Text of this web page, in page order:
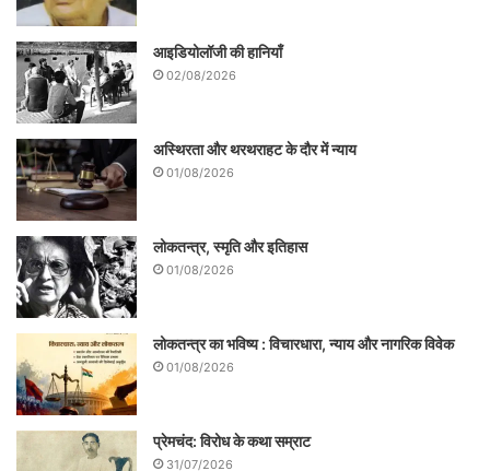
आइडियोलॉजी की हानियाँ
02/08/2026
अस्थिरता और थरथराहट के दौर में न्याय
01/08/2026
लोकतन्त्र, स्मृति और इतिहास
01/08/2026
लोकतन्त्र का भविष्य : विचारधारा, न्याय और नागरिक विवेक
01/08/2026
प्रेमचंद: विरोध के कथा सम्राट
31/07/2026